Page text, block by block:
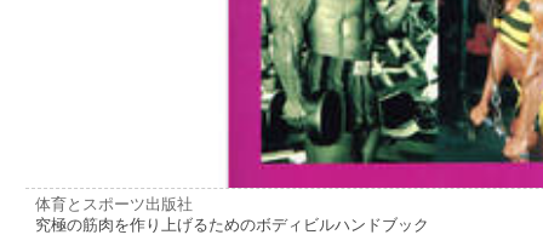
体育とスポーツ出版社
究極の筋肉を作り上げるためのボディビルハンドブック